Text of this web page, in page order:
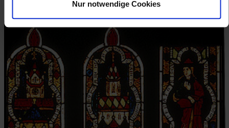
Nur notwendige Cookies